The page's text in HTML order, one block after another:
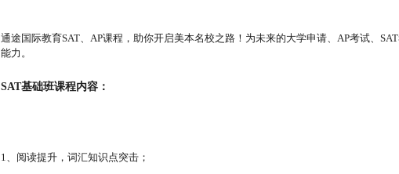
通途国际教育SAT、AP课程，助你开启美本名校之路！为未来的大学申请、AP考试、
能力。
SAT基础班课程内容：
1、阅读提升，词汇知识点突击；